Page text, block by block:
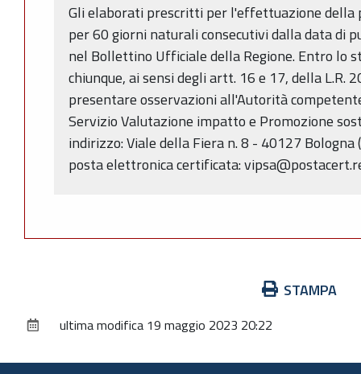
Gli elaborati prescritti per l'effettuazione della
per 60 giorni naturali consecutivi dalla data di
nel Bollettino Ufficiale della Regione. Entro lo
chiunque, ai sensi degli artt. 16 e 17, della L.R.
presentare osservazioni all'Autorità
Servizio Valutazione impatto e Promozione
indirizzo: Viale della Fiera n. 8 - 40127 Bologna
posta elettronica certificata:
documento
STAMPA
ultima modifica 19 maggio 2023 20:22